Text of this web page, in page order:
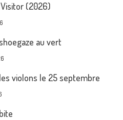
Visitor (2026)
au vert
violons le 25 septembre